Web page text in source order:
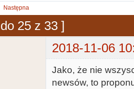
Następna
25 z 33 ]
2018-11-06
Jako, że nie
newsów, to